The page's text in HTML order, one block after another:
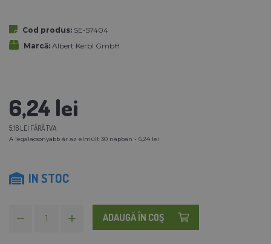
Cod produs: SE-57404
Marcă: Albert Kerbl GmbH
6,24 lei
5,16 LEI FĂRĂ TVA
A legalacsonyabb ár az elmúlt 30 napban - 6,24 lei
IN STOC
ADAUGĂ ÎN COŞ